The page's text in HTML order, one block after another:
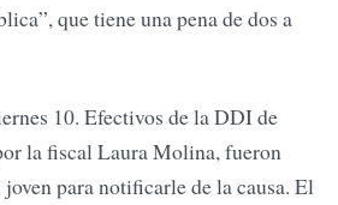
que tiene una pena de dos a
10. Efectivos de la DDI de
la fiscal Laura Molina, fueron
para notificarle de la causa. El